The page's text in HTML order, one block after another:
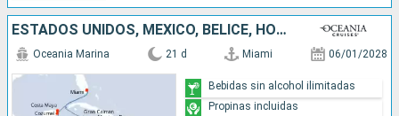
ESTADOS UNIDOS, MÉXICO, BELICE, HONDURAS, COSTA RICA, PANAMÁ, COLOMBIA, ARUBA, JAMAICA, ISLAS CAIMÁN
Oceania Marina 21 d Miami 06/01/2028
Bebidas sin alcohol ilimitadas
Propinas incluidas